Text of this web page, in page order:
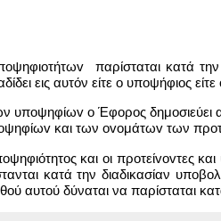
παρίσταται κατά την
εις αυτόν είτε o υποψήφιος είτε
o Έφορος δημοσιεύει
και των ovoμάτωv των
και οι πρoτείvovτες
κατά την διαδικασίαν
αυτού δύναται να παρίσταται